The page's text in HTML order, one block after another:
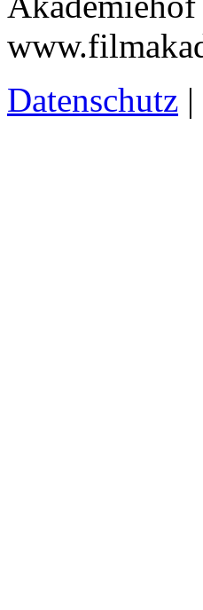
Datenschutz |